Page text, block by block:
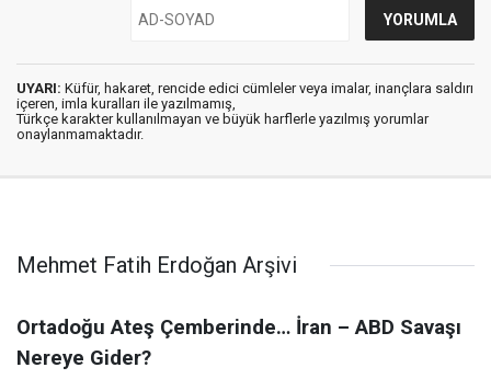
UYARI: Küfür, hakaret, rencide edici cümleler veya imalar, inançlara saldırı
içeren, imla kuralları ile yazılmamış,
Türkçe karakter kullanılmayan ve büyük harflerle yazılmış yorumlar
onaylanmamaktadır.
Mehmet Fatih Erdoğan Arşivi
Ortadoğu Ateş Çemberinde… İran – ABD Savaşı
Nereye Gider?